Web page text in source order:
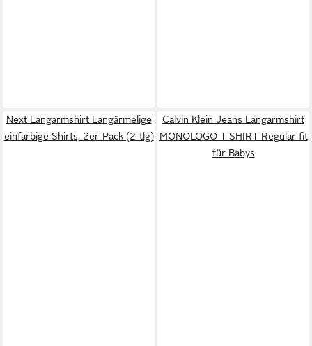
Next Langarmshirt Langärmelige
einfarbige Shirts, 2er-Pack (2-tlg)
Calvin Klein Jeans Langarmshirt
MONOLOGO T-SHIRT Regular fit
für Babys